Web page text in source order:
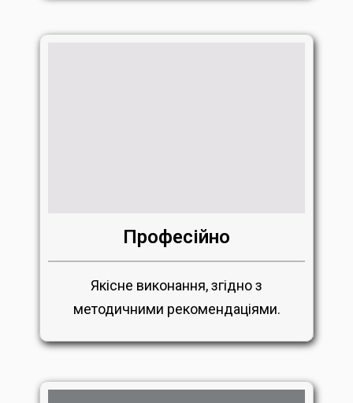
Професійно
Якісне виконання, згідно з
методичними рекомендаціями.